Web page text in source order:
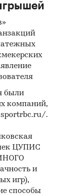
были
компаний,
.
ЦУПИС
и
игр),
способы